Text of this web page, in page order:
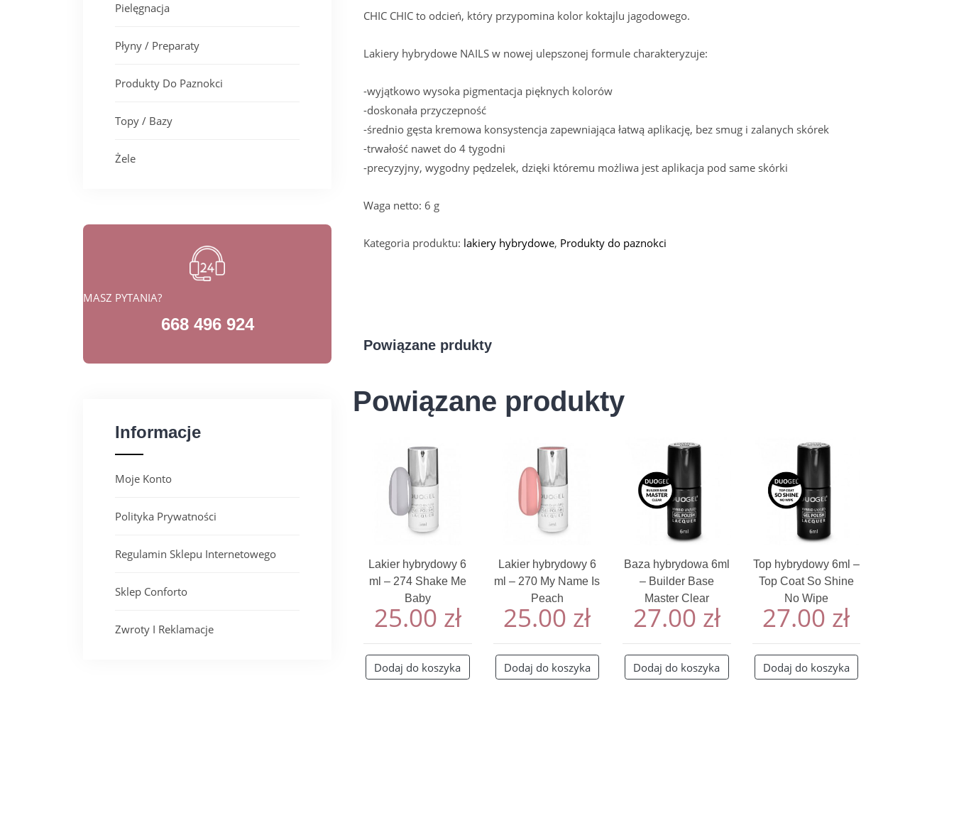
Pielęgnacja
Płyny / Preparaty
Produkty Do Paznokci
Topy / Bazy
Żele
MASZ PYTANIA?
668 496 924
Informacje
Moje Konto
Polityka Prywatności
Regulamin Sklepu Internetowego
Sklep Conforto
Zwroty I Reklamacje
CHIC CHIC to odcień, który przypomina kolor koktajlu jagodowego.
Lakiery hybrydowe NAILS w nowej ulepszonej formule charakteryzuje:
-wyjątkowo wysoka pigmentacja pięknych kolorów
-doskonała przyczepność
-średnio gęsta kremowa konsystencja zapewniająca łatwą aplikację, bez smug i zalanych skórek
-trwałość nawet do 4 tygodni
-precyzyjny, wygodny pędzelek, dzięki któremu możliwa jest aplikacja pod same skórki
Waga netto: 6 g
Kategoria produktu: lakiery hybrydowe, Produkty do paznokci
Powiązane prdukty
Powiązane produkty
Lakier hybrydowy 6
ml – 274 Shake Me
Baby
25.00 zł
Dodaj do koszyka
Lakier hybrydowy 6
ml – 270 My Name Is
Peach
25.00 zł
Dodaj do koszyka
Baza hybrydowa 6ml
– Builder Base
Master Clear
27.00 zł
Dodaj do koszyka
Top hybrydowy 6ml –
Top Coat So Shine
No Wipe
27.00 zł
Dodaj do koszyka